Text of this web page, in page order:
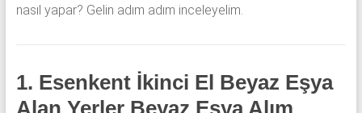
nasıl yapar? Gelin adım adım inceleyelim.
1. Esenkent İkinci El Beyaz Eşya